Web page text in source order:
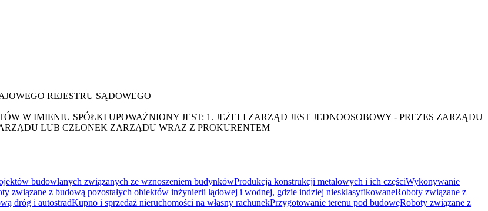
REJESTRU SĄDOWEGO
W IMIENIU SPÓŁKI UPOWAŻNIONY JEST: 1. JEŻELI ZARZĄD JEST JEDNOOSOBOWY - PREZES ZARZĄDU
LUB CZŁONEK ZARZĄDU WRAZ Z PROKURENTEM
budowlanych związanych ze wznoszeniem budynkówProdukcja konstrukcji metalowych i ich częściWykonywanie
związane z budową pozostałych obiektów inżynierii lądowej i wodnej, gdzie indziej niesklasyfikowaneRoboty związane z
dróg i autostradKupno i sprzedaż nieruchomości na własny rachunekPrzygotowanie terenu pod budowęRoboty związane z